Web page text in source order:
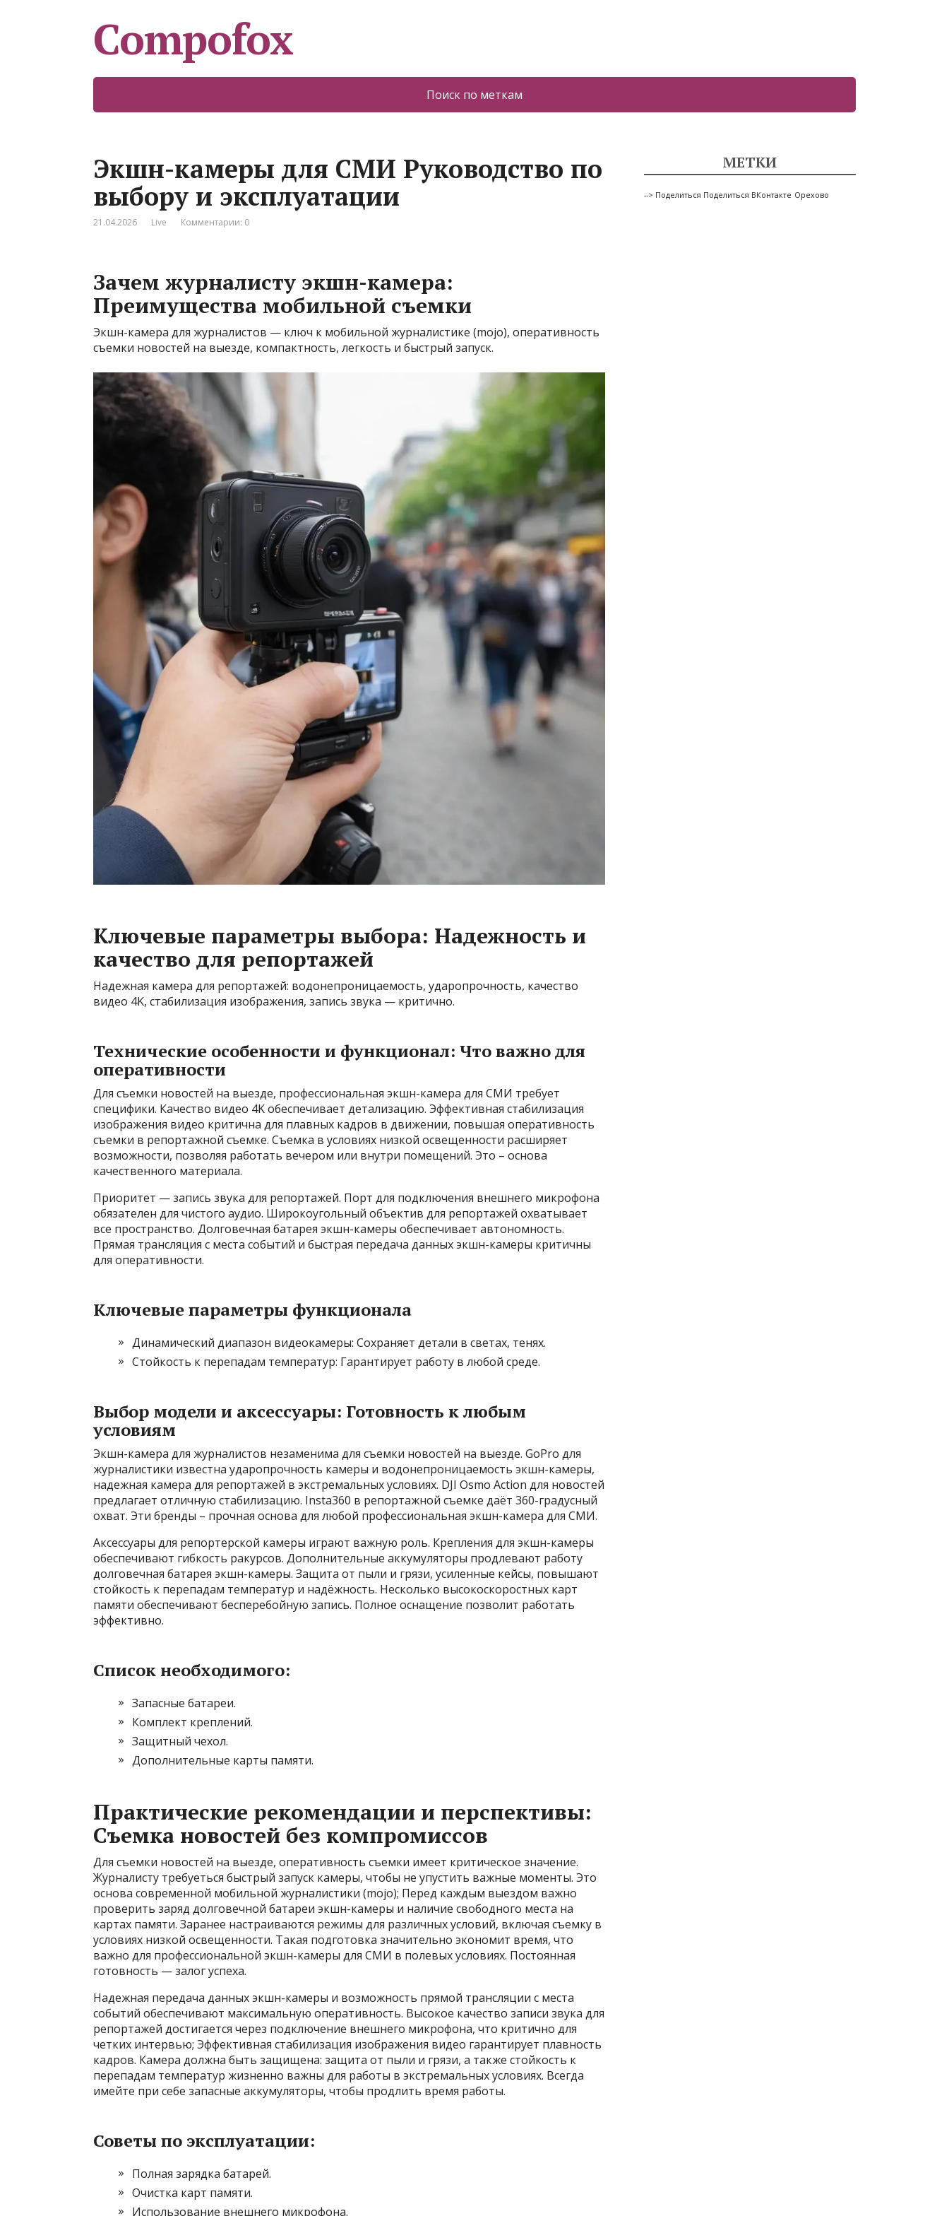
Compofox
Поиск по меткам
Экшн-камеры для СМИ Руководство по
выбору и эксплуатации
21.04.2026 Live Комментарии: 0
Зачем журналисту экшн-камера:
Преимущества мобильной съемки
Экшн-камера для журналистов — ключ к мобильной журналистике (mojo), оперативность
съемки новостей на выезде, компактность, легкость и быстрый запуск.
Ключевые параметры выбора: Надежность и
качество для репортажей
Надежная камера для репортажей: водонепроницаемость, ударопрочность, качество
видео 4K, стабилизация изображения, запись звука — критично.
Технические особенности и функционал: Что важно для
оперативности
Для съемки новостей на выезде, профессиональная экшн-камера для СМИ требует
специфики. Качество видео 4K обеспечивает детализацию. Эффективная стабилизация
изображения видео критична для плавных кадров в движении, повышая оперативность
съемки в репортажной съемке. Съемка в условиях низкой освещенности расширяет
возможности, позволяя работать вечером или внутри помещений. Это – основа
качественного материала.
Приоритет — запись звука для репортажей. Порт для подключения внешнего микрофона
обязателен для чистого аудио. Широкоугольный объектив для репортажей охватывает
все пространство. Долговечная батарея экшн-камеры обеспечивает автономность.
Прямая трансляция с места событий и быстрая передача данных экшн-камеры критичны
для оперативности.
Ключевые параметры функционала
Динамический диапазон видеокамеры: Сохраняет детали в светах, тенях.
Стойкость к перепадам температур: Гарантирует работу в любой среде.
Выбор модели и аксессуары: Готовность к любым
условиям
Экшн-камера для журналистов незаменима для съемки новостей на выезде. GoPro для
журналистики известна ударопрочность камеры и водонепроницаемость экшн-камеры,
надежная камера для репортажей в экстремальных условиях. DJI Osmo Action для новостей
предлагает отличную стабилизацию. Insta360 в репортажной съемке даёт 360-градусный
охват. Эти бренды – прочная основа для любой профессиональная экшн-камера для СМИ.
Аксессуары для репортерской камеры играют важную роль. Крепления для экшн-камеры
обеспечивают гибкость ракурсов. Дополнительные аккумуляторы продлевают работу
долговечная батарея экшн-камеры. Защита от пыли и грязи, усиленные кейсы, повышают
стойкость к перепадам температур и надёжность. Несколько высокоскоростных карт
памяти обеспечивают бесперебойную запись. Полное оснащение позволит работать
эффективно.
Список необходимого:
Запасные батареи.
Комплект креплений.
Защитный чехол.
Дополнительные карты памяти.
Практические рекомендации и перспективы:
Съемка новостей без компромиссов
Для съемки новостей на выезде, оперативность съемки имеет критическое значение.
Журналисту требуеться быстрый запуск камеры, чтобы не упустить важные моменты. Это
основа современной мобильной журналистики (mojo); Перед каждым выездом важно
проверить заряд долговечной батареи экшн-камеры и наличие свободного места на
картах памяти. Заранее настраиваются режимы для различных условий, включая съемку в
условиях низкой освещенности. Такая подготовка значительно экономит время, что
важно для профессиональной экшн-камеры для СМИ в полевых условиях. Постоянная
готовность — залог успеха.
Надежная передача данных экшн-камеры и возможность прямой трансляции с места
событий обеспечивают максимальную оперативность. Высокое качество записи звука для
репортажей достигается через подключение внешнего микрофона, что критично для
четких интервью; Эффективная стабилизация изображения видео гарантирует плавность
кадров. Камера должна быть защищена: защита от пыли и грязи, а также стойкость к
перепадам температур жизненно важны для работы в экстремальных условиях. Всегда
имейте при себе запасные аккумуляторы, чтобы продлить время работы.
Советы по эксплуатации:
Полная зарядка батарей.
Очистка карт памяти.
Использование внешнего микрофона.
МЕТКИ
--> Поделиться Поделиться ВКонтакте Орехово